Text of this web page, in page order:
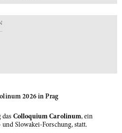
2026 in Prag
das Colloquium Carolinum, ein
Slowakei-Forschung, statt.